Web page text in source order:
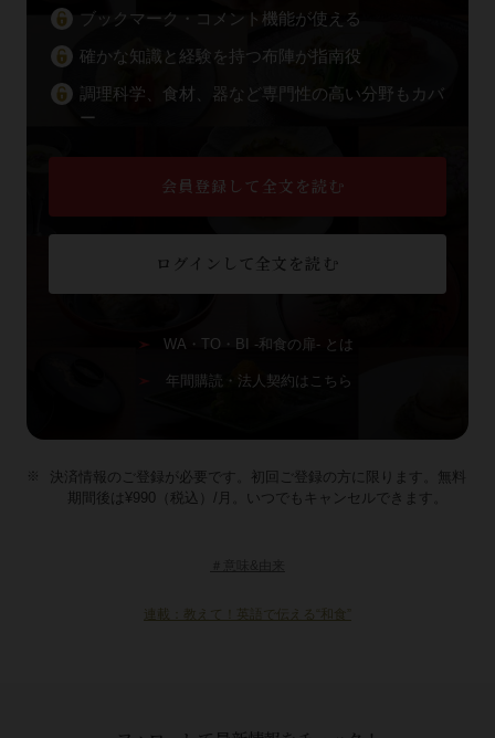
ブックマーク・コメント機能が使える
確かな知識と経験を持つ布陣が指南役
調理科学、食材、器など専門性の高い分野もカバ
ー
会員登録して全文を読む
ログインして全文を読む
WA・TO・BI -和食の扉- とは
年間購読・法人契約はこちら
決済情報のご登録が必要です。初回ご登録の方に限ります。無料
期間後は¥990（税込）/月。いつでもキャンセルできます。
連載：教えて！英語で伝える“和食”